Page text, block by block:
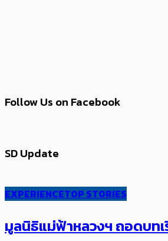
Follow Us on Facebook
SD Update
EXPERIENCETOP STORIES
มูลนิธิแม่ฟ้าหลวงฯ ถอดบท